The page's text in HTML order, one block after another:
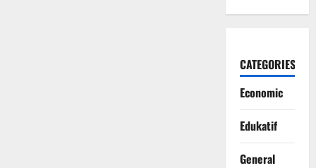
CATEGORIES
Economic
Edukatif
General